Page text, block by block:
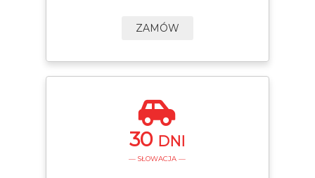
ZAMÓW
30 DNI
— SŁOWACJA —